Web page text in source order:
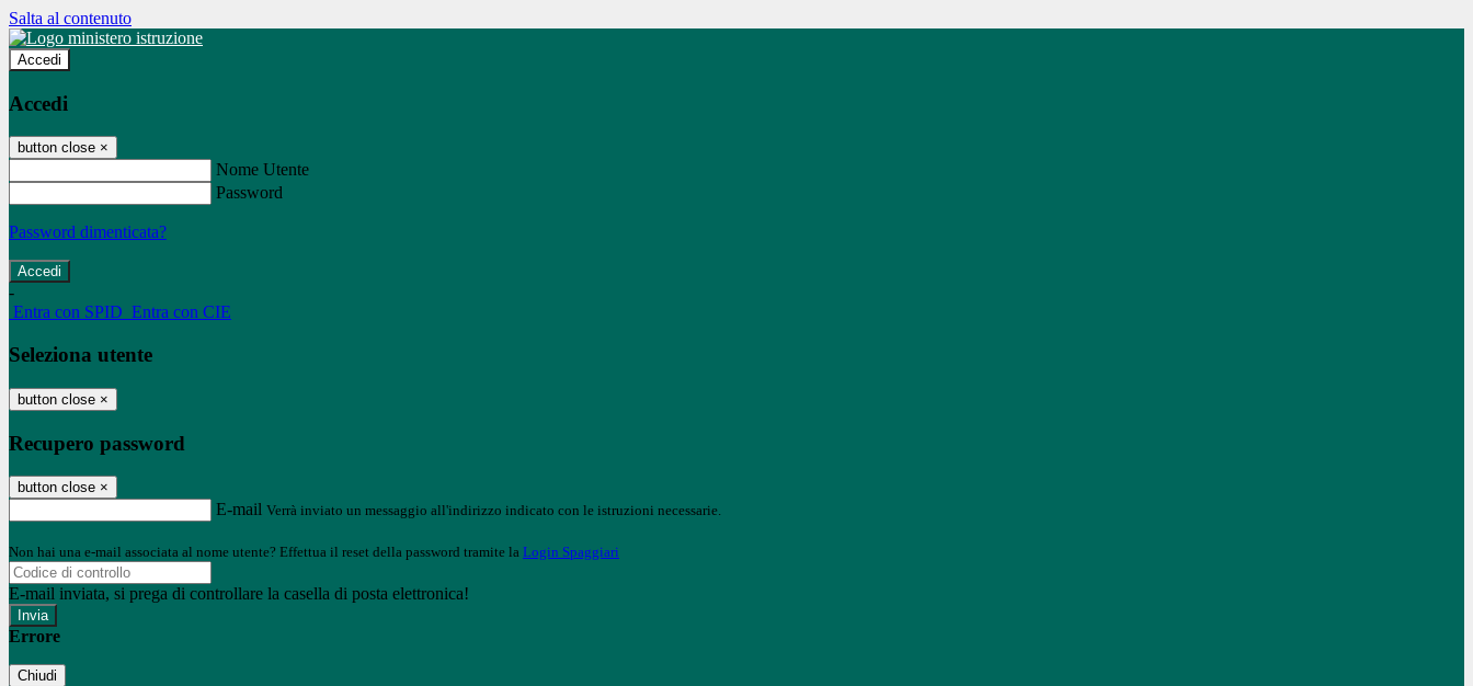
Salta al contenuto
Accedi
Accedi
button close ×
Nome Utente
Password
Password dimenticata?
-
Entra con SPID Entra con CIE
Seleziona utente
button close ×
Recupero password
button close ×
E-mail Verrà inviato un messaggio all'indirizzo indicato con le istruzioni necessarie.
Non hai una e-mail associata al nome utente? Effettua il reset della password tramite la Login Spaggiari
E-mail inviata, si prega di controllare la casella di posta elettronica!
Errore
Chiudi